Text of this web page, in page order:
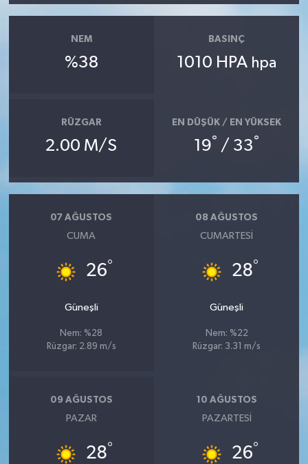
NEM
%38
BASINÇ
1010 HPA hpa
RÜZGAR
2.00 M/S
EN DÜŞÜK / EN YÜKSEK
19° / 33°
07 AĞUSTOS
CUMA
26°
Güneşli
Nem: %28
Rüzgar: 2.89 m/s
08 AĞUSTOS
CUMARTESI
28°
Güneşli
Nem: %22
Rüzgar: 3.31 m/s
09 AĞUSTOS
PAZAR
28°
10 AĞUSTOS
PAZARTESI
26°